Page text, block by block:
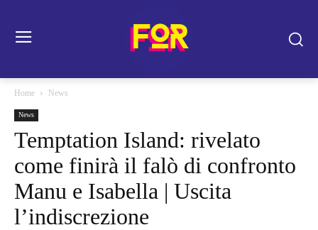
Home News
News
Temptation Island: rivelato
come finirà il falò di confronto
Manu e Isabella | Uscita
l’indiscrezione